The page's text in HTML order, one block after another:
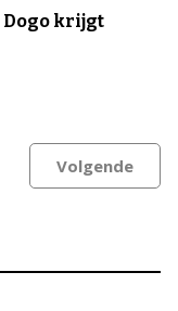
Dogo krijgt
Volgende